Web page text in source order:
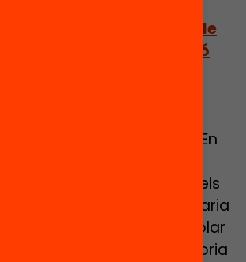
segregació escolar des de
d’Escolarització
escolar perquè hi ha
superior a la urbana.
En
en què tothom
seus fills a les escoles dels
segregació escolar quedaria
De fet, la segregació escolar
barris supera en la majoria